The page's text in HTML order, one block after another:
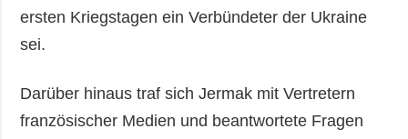
ersten Kriegstagen ein Verbündeter der Ukraine
sei.
Darüber hinaus traf sich Jermak mit Vertretern
französischer Medien und beantwortete Fragen